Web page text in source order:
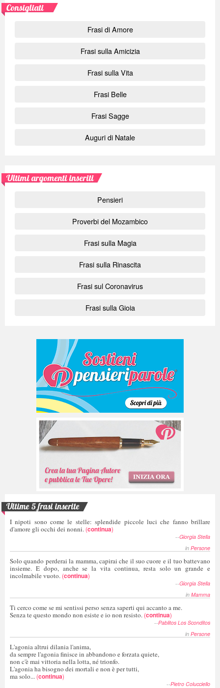
Consigliati
Frasi di Amore
Frasi sulla Amicizia
Frasi sulla Vita
Frasi Belle
Frasi Sagge
Auguri di Natale
Ultimi argomenti inseriti
Pensieri
Proverbi del Mozambico
Frasi sulla Magia
Frasi sulla Rinascita
Frasi sul Coronavirus
Frasi sulla Gioia
Ultime 5 frasi inserite
I nipoti sono come le stelle: splendide piccole luci che fanno brillare
d'amore gli occhi dei nonni. (continua)
--Giorgia Stella
in Persone
Solo quando perderai la mamma, capirai che il suo cuore e il tuo battevano
insieme. E dopo, anche se la vita continua, resta solo un grande e
incolmabile vuoto. (continua)
--Giorgia Stella
in Mamma
Ti cerco come se mi sentissi perso senza saperti qui accanto a me.
Senza te questo mondo non esiste e io non resisto. (continua)
--Pablitos Los Sconditos
in Persone
L'agonia altrui dilania l'anima,
da sempre l'agonia finisce in abbandono e forzata quiete,
non c'è mai vittoria nella lotta, né trionfo.
L'agonia ha bisogno dei mortali e non è per tutti,
ma solo... (continua)
--Pietro Colucciello